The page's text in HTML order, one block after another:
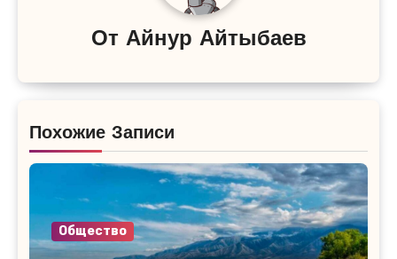
От Айнур Айтыбаев
Похожие Записи
Общество